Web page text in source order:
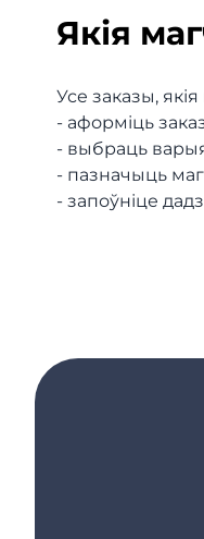
Якія
Усе заказы,
- аформіць
- выбраць
- пазначыць
- запоўніце